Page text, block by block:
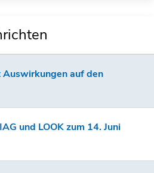
auf den
und LOOK zum 14. Juni